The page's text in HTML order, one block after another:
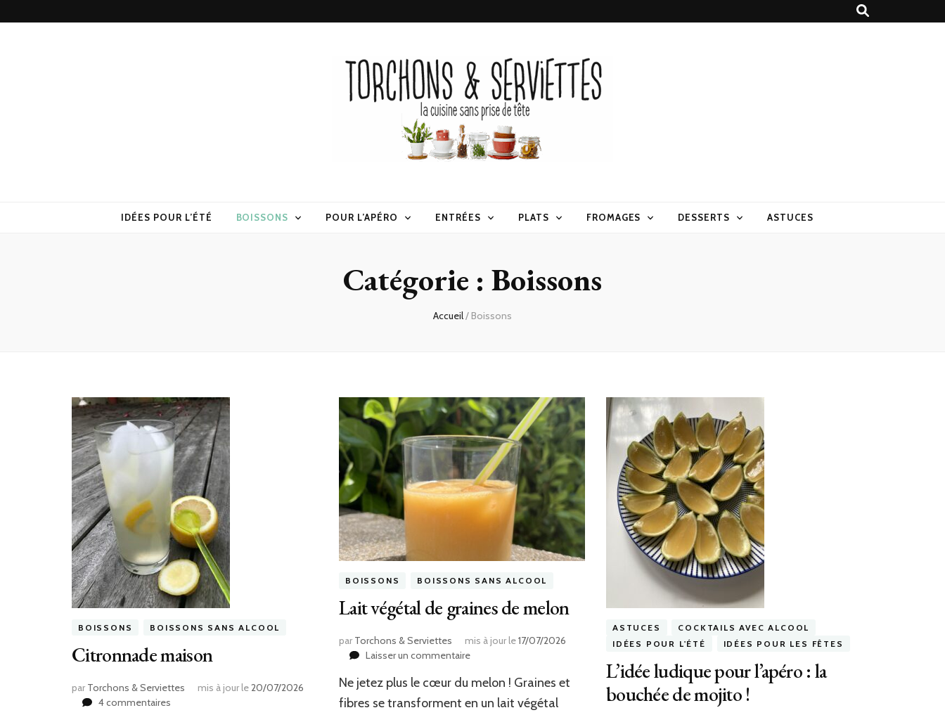
IDÉES POUR L’ÉTÉ BOISSONS POUR L’APÉRO ENTRÉES PLATS FROMAGES DESSERTS ASTUCES
Catégorie : Boissons
Accueil/ Boissons
BOISSONS BOISSONS SANS ALCOOL
Citronnade maison
par Torchons & Serviettes mis à jour le20/07/2026
4 commentaires
BOISSONS BOISSONS SANS ALCOOL
Lait végétal de graines de melon
par Torchons & Serviettes mis à jour le17/07/2026
Laisser un commentairesur
végétal
de
Ne jetez plus le cœur du melon ! Graines et
fibres se transforment en un lait végétal
ASTUCES
COCKTAILS AVEC ALCOOL
IDÉES POUR L'ÉTÉ
IDÉES POUR LES FÊTES
L’idée ludique pour l’apéro : la
bouchée de mojito !